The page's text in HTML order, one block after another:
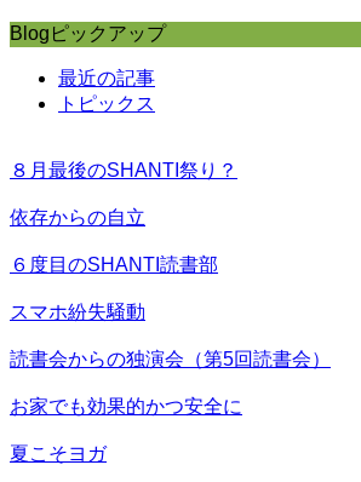
Blogピックアップ
最近の記事
トピックス
８月最後のSHANTI祭り？
依存からの自立
６度目のSHANTI読書部
スマホ紛失騒動
読書会からの独演会（第5回読書会）
お家でも効果的かつ安全に
夏こそヨガ